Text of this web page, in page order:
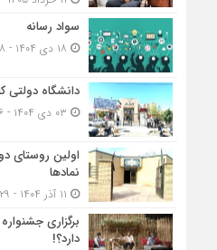
سواد رسانه
دانشگاه دولتی
اولین روستای
نمادها
برگزاری
دارد؟!